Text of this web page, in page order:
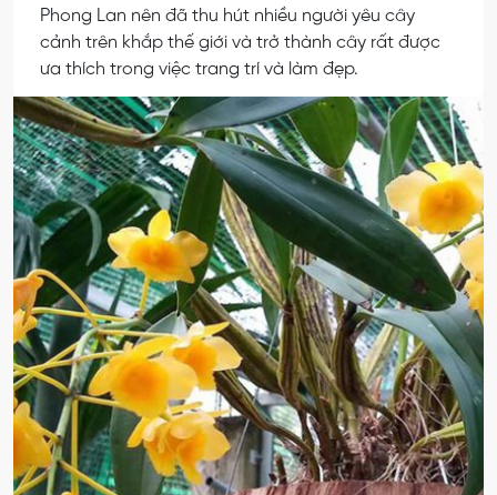
Phong Lan nên đã thu hút nhiều người yêu cây
cảnh trên khắp thế giới và trở thành cây rất được
ưa thích trong việc trang trí và làm đẹp.